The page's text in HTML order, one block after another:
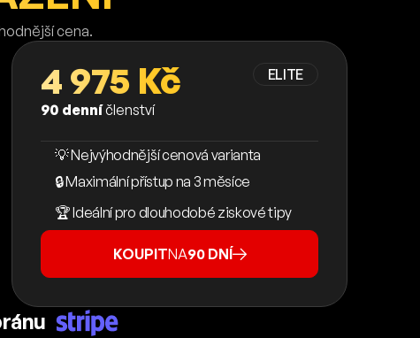
cena.
ELITE
4 975 Kč
90 denníčlenství
💡 Nejvýhodnější cenová varianta
🔒 Maximální přístup na 3 měsíce
🏆 Ideální pro dlouhodobé ziskové tipy
KOUPITNA90 DNÍ